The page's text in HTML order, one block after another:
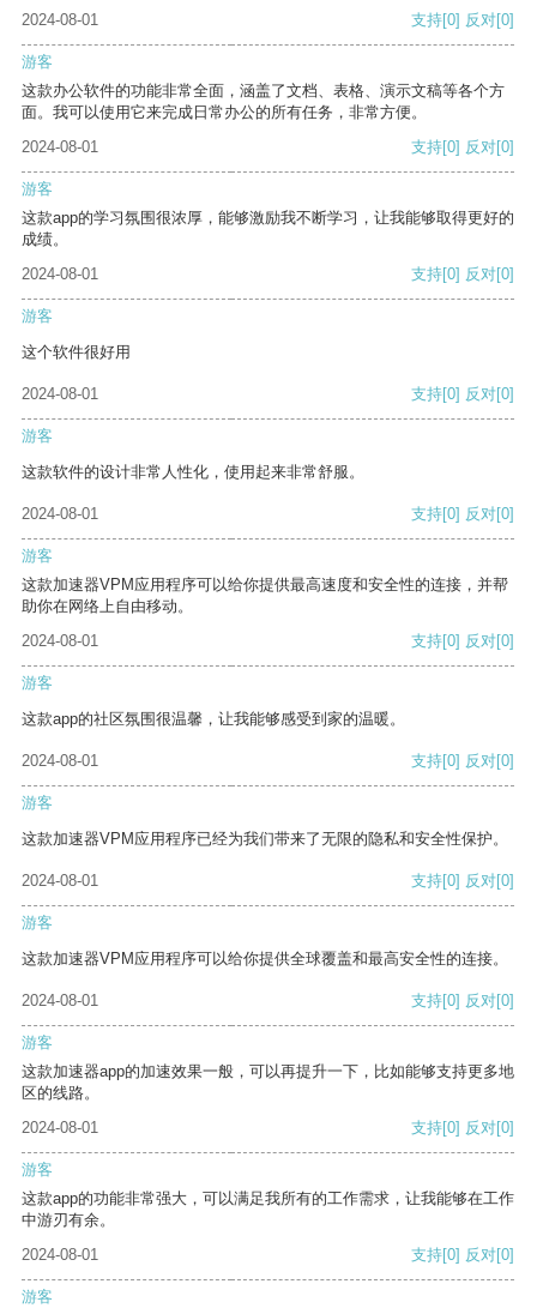
2024-08-01 支持[0] 反对[0]
游客
这款办公软件的功能非常全面，涵盖了文档、表格、演示文稿等各个方
面。我可以使用它来完成日常办公的所有任务，非常方便。
2024-08-01
支持[0] 反对[0]
游客
这款app的学习氛围很浓厚，能够激励我不断学习，让我能够取得更好的
成绩。
2024-08-01
支持[0] 反对[0]
游客
这个软件很好用
2024-08-01 支持[0] 反对[0]
游客
这款软件的设计非常人性化，使用起来非常舒服。
2024-08-01 支持[0] 反对[0]
游客
这款加速器VPM应用程序可以给你提供最高速度和安全性的连接，并帮
助你在网络上自由移动。
2024-08-01
支持[0] 反对[0]
游客
这款app的社区氛围很温馨，让我能够感受到家的温暖。
2024-08-01 支持[0] 反对[0]
游客
这款加速器VPM应用程序已经为我们带来了无限的隐私和安全性保护。
2024-08-01 支持[0] 反对[0]
游客
这款加速器VPM应用程序可以给你提供全球覆盖和最高安全性的连接。
2024-08-01 支持[0] 反对[0]
游客
这款加速器app的加速效果一般，可以再提升一下，比如能够支持更多地
区的线路。
2024-08-01
支持[0] 反对[0]
游客
这款app的功能非常强大，可以满足我所有的工作需求，让我能够在工作
中游刃有余。
2024-08-01
支持[0] 反对[0]
游客